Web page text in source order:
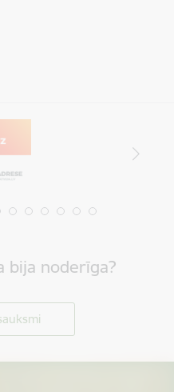
bija noderīga?